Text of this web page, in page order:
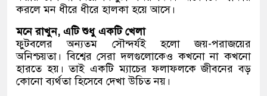
করলে মন ধীরে ধীরে হালকা হয়ে আসে।
মনে রাখুন, এটি শুধু একটি খেলা
ফুটবলের অন্যতম সৌন্দর্যই হলো জয়-পরাজয়ের
অনিশ্চয়তা। বিশ্বের সেরা দলগুলোকেও কখনো না কখনো
হারতে হয়। তাই একটি ম্যাচের ফলাফলকে জীবনের বড়
কোনো ব্যর্থতা হিসেবে দেখা উচিত নয়।